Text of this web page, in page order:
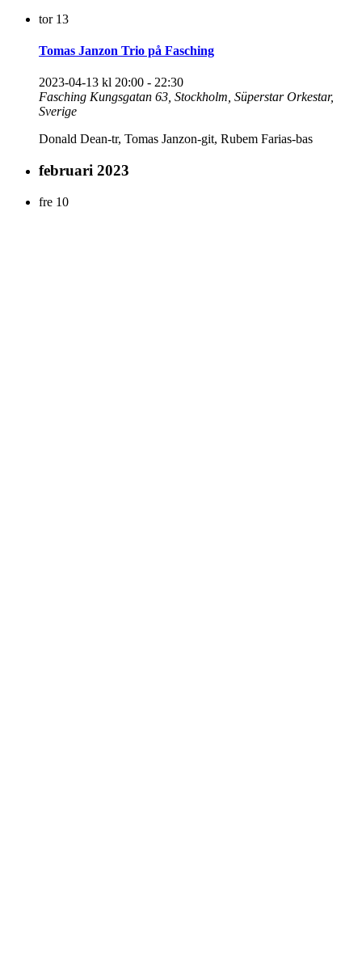
tor 13
Tomas Janzon Trio på Fasching
2023-04-13 kl 20:00 - 22:30
Fasching Kungsgatan 63, Stockholm, Süperstar Orkestar,
Sverige
Donald Dean-tr, Tomas Janzon-git, Rubem Farias-bas
februari 2023
fre 10